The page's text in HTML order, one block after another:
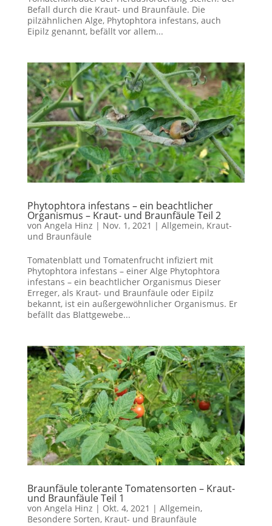
Befall durch die Kraut- und Braunfäule. Die
pilzähnlichen Alge, Phytophtora infestans, auch
Eipilz genannt, befällt vor allem...
Phytophtora infestans – ein beachtlicher
Organismus – Kraut- und Braunfäule Teil 2
vonAngela Hinz | Nov. 1, 2021 | Allgemein, Kraut-
und Braunfäule
Tomatenblatt und Tomatenfrucht infiziert mit
Phytophtora infestans – einer Alge Phytophtora
infestans – ein beachtlicher Organismus Dieser
Erreger, als Kraut- und Braunfäule oder Eipilz
bekannt, ist ein außergewöhnlicher Organismus. Er
befällt das Blattgewebe...
Braunfäule tolerante Tomatensorten – Kraut-
und Braunfäule Teil 1
von Angela Hinz | Okt. 4, 2021 | Allgemein,
Besondere Sorten, Kraut- und Braunfäule